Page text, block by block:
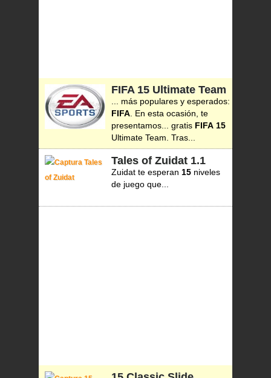
FIFA 15 Ultimate Team
... más populares y esperados:
FIFA . En esta ocasión, te
presentamos... gratis FIFA 15
Ultimate Team. Tras...
Tales of Zuidat 1.1
Zuidat te esperan 15 niveles
de juego que...